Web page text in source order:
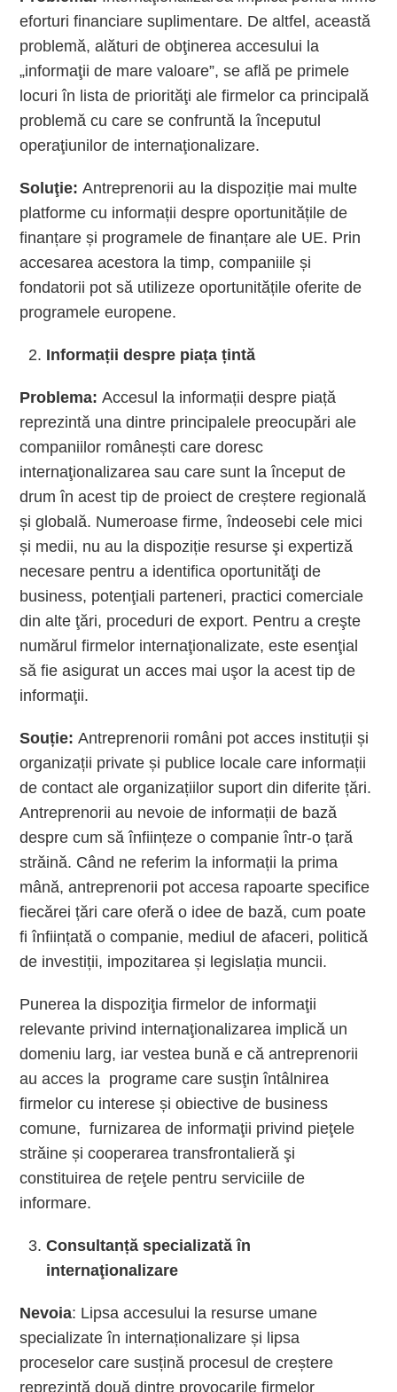
eforturi financiare suplimentare. De altfel, această
problemă, alături de obţinerea accesului la
„informaţii de mare valoare”, se află pe primele
locuri în lista de priorităţi ale firmelor ca principală
problemă cu care se confruntă la începutul
operaţiunilor de internaţionalizare.
Soluţie:Antreprenorii au la dispoziție mai multe
platforme cu informații despre oportunitățile de
finanțare și programele de finanțare ale UE. Prin
accesarea acestora la timp, companiile și
fondatorii pot să utilizeze oportunitățile oferite de
programele europene.
Informații despre piața țintă
Problema:Accesul la informații despre piață
reprezintă una dintre principalele preocupări ale
companiilor românești care doresc
internaţionalizarea sau care sunt la început de
drum în acest tip de proiect de creștere regională
și globală. Numeroase firme, îndeosebi cele mici
și medii, nu au la dispoziție resurse şi expertiză
necesare pentru a identifica oportunităţi de
business, potenţiali parteneri, practici comerciale
din alte ţări, proceduri de export. Pentru a creşte
numărul firmelor internaţionalizate, este esenţial
să fie asigurat un acces mai uşor la acest tip de
informaţii.
Souție:Antreprenorii români pot acces instituții și
organizații private și publice locale care informații
de contact ale organizațiilor suport din diferite țări.
Antreprenorii au nevoie de informații de bază
despre cum să înființeze o companie într-o țară
străină. Când ne referim la informații la prima
mână, antreprenorii pot accesa rapoarte specifice
fiecărei țări care oferă o idee de bază, cum poate
fi înființată o companie, mediul de afaceri, politică
de investiții, impozitarea și legislația muncii.
Punerea la dispoziţia firmelor de informaţii
relevante privind internaţionalizarea implică un
domeniu larg, iar vestea bună e că antreprenorii
au acces la programe care susţin întâlnirea
firmelor cu interese și obiective de business
comune, furnizarea de informaţii privind pieţele
străine și cooperarea transfrontalieră şi
constituirea de reţele pentru serviciile de
informare.
Consultanță specializată în
internaţionalizare
Nevoia: Lipsa accesului la resurse umane
specializate în internaționalizare și lipsa
proceselor care susțină procesul de creștere
reprezintă două dintre provocarile firmelor